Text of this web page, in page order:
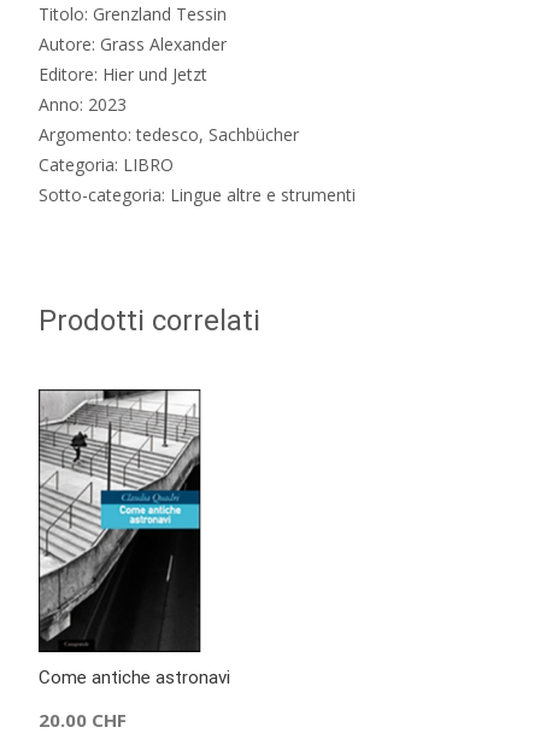
Titolo: Grenzland Tessin
Autore: Grass Alexander
Editore: Hier und Jetzt
Anno: 2023
Argomento: tedesco, Sachbücher
Categoria: LIBRO
Sotto-categoria: Lingue altre e strumenti
Prodotti correlati
Come antiche astronavi
20.00 CHF